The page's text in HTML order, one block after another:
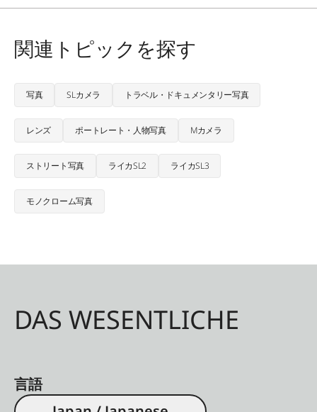
関連トピックを探す
写真 SLカメラ トラベル・ドキュメンタリー写真
レンズ ポートレート・人物写真 Mカメラ
ストリート写真 ライカSL2 ライカSL3
モノクローム写真
DAS WESENTLICHE
言語